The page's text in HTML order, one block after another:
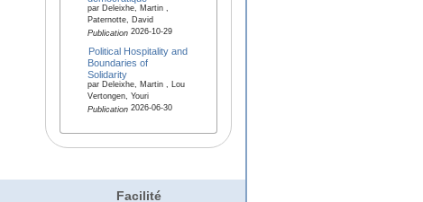
par Deleixhe, Martin ,
Paternotte, David
Publication2026-10-29
Political Hospitality and
Boundaries of
Solidarity
par Deleixhe, Martin , Lou
Vertongen, Youri
Publication2026-06-30
Facilité